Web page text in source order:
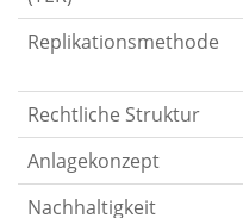
Replikationsmethode
Rechtliche Struktur
Anlagekonzept
Nachhaltigkeit